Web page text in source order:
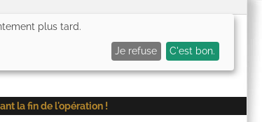
0) Mon panier (0
la fin de l'opération !
plus tard.
Je refuse C'est bon.